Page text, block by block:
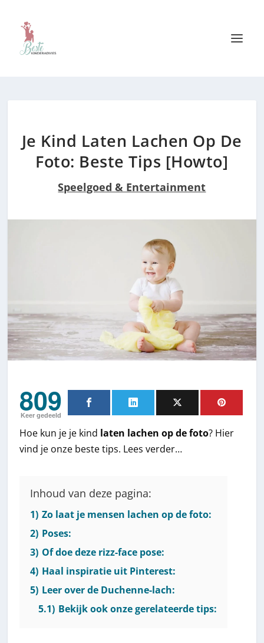
Je Kind Laten Lachen Op De
Foto: Beste Tips [Howto]
Speelgoed & Entertainment
809
Keer gedeeld
Hoe kun je je kind laten lachen op de foto? Hier
vind je onze beste tips. Lees verder…
Inhoud van deze pagina:
1) Zo laat je mensen lachen op de foto:
2) Poses:
3) Of doe deze rizz-face pose:
4) Haal inspiratie uit Pinterest:
5) Leer over de Duchenne-lach:
5.1) Bekijk ook onze gerelateerde tips: